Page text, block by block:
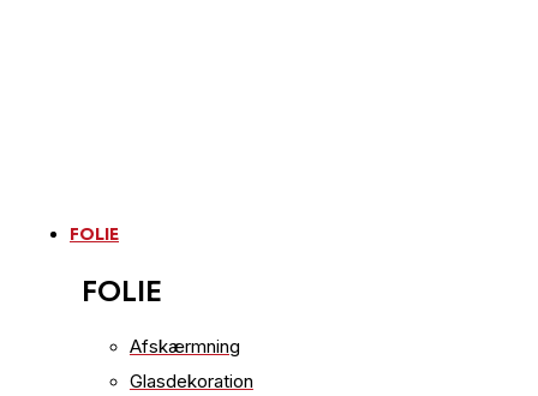
FOLIE
FOLIE
Afskærmning
Glasdekoration